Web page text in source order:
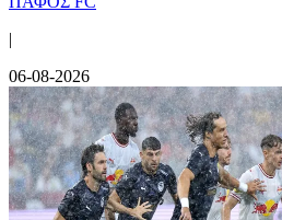
|
06-08-2026